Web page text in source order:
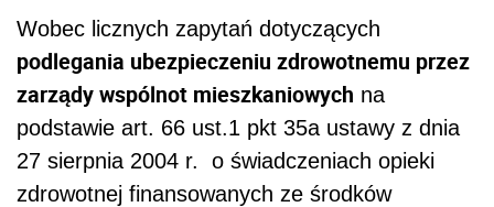
Wobec licznych zapytań dotyczących
podlegania ubezpieczeniu zdrowotnemu przez
zarządy wspólnot mieszkaniowych na
podstawie art. 66 ust.1 pkt 35a ustawy z dnia
27 sierpnia 2004 r. o świadczeniach opieki
zdrowotnej finansowanych ze środków